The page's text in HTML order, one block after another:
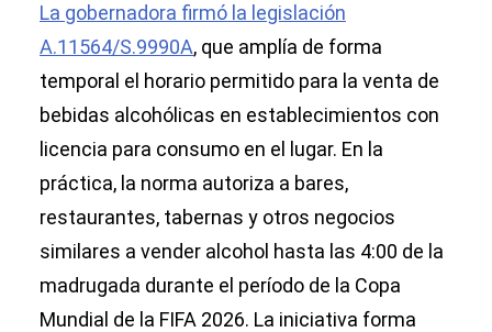
La gobernadora firmó la legislación
A.11564/S.9990A, que amplía de forma
temporal el horario permitido para la venta de
bebidas alcohólicas en establecimientos con
licencia para consumo en el lugar. En la
práctica, la norma autoriza a bares,
restaurantes, tabernas y otros negocios
similares a vender alcohol hasta las 4:00 de la
madrugada durante el período de la Copa
Mundial de la FIFA 2026. La iniciativa forma